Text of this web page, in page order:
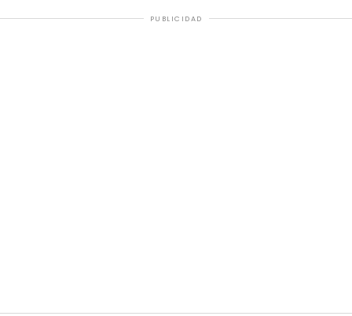
PUBLICIDAD